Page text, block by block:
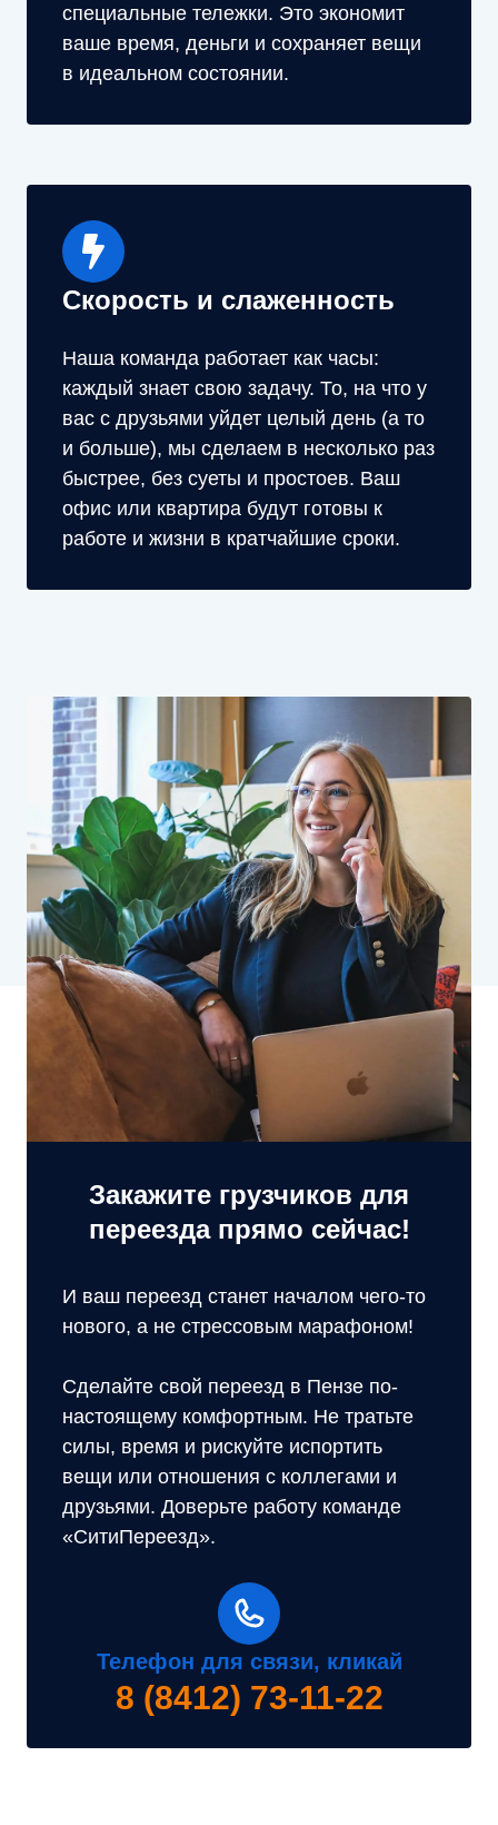
специальные тележки. Это экономит
ваше время, деньги и сохраняет вещи
в идеальном состоянии.
Скорость и слаженность
Наша команда работает как часы:
каждый знает свою задачу. То, на что у
вас с друзьями уйдет целый день (а то
и больше), мы сделаем в несколько раз
быстрее, без суеты и простоев. Ваш
офис или квартира будут готовы к
работе и жизни в кратчайшие сроки.
Закажите грузчиков для
переезда прямо сейчас!
И ваш переезд станет началом чего-то
нового, а не стрессовым марафоном!
Сделайте свой переезд в Пензе по-
настоящему комфортным. Не тратьте
силы, время и рискуйте испортить
вещи или отношения с коллегами и
друзьями. Доверьте работу команде
«СитиПереезд».
Телефон для связи, кликай
8 (8412) 73-11-22